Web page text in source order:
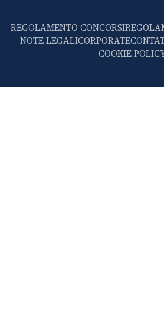
REGOLAMENTO CONCORSI
NOTE LEGALICORPORATE
COOKIE